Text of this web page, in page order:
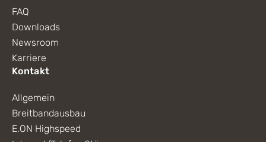
FAQ
Downloads
Newsroom
Karriere
Kontakt
Allgemein
Breitbandausbau
E.ON Highspeed